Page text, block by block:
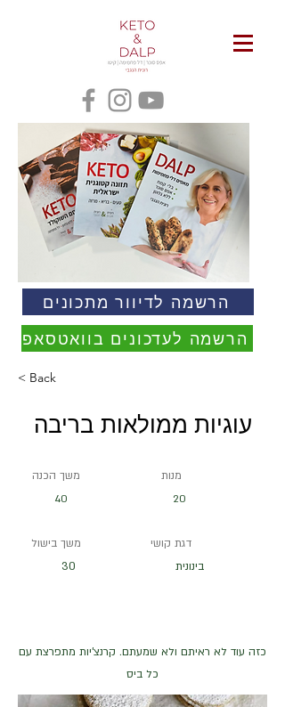
הרשמה לדיוור מתכונים
הרשמה לעדכונים בוואטסאפ
< Back
עוגיות ממולאות בריבה
משך הכנה
40
משך בישול
30
מנות
20
דגת קושי
בינונית
כזה עוד לא ראיתם ולא שמעתם. קרנצ'יות מתפרצת עם
כל ביס